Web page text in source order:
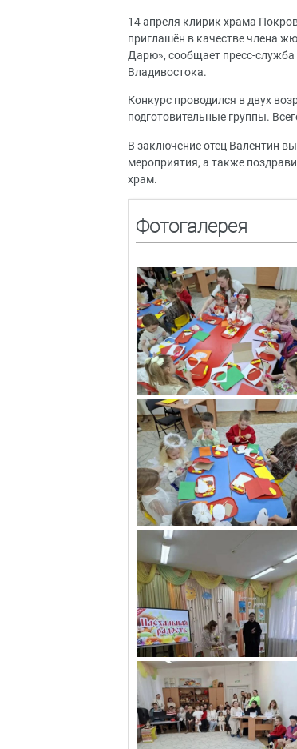
14 апреля клирик храма
приглашён в качестве члена
Дарю», сообщает пресс-
Владивостока.
Конкурс проводился в двух
подготовительные группы.
В заключение отец Валентин
мероприятия, а также
храм.
Фотогалерея